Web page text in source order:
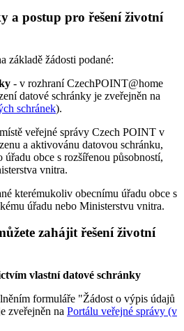
a postup pro řešení životní
základě žádosti podané:
- v rozhraní CzechPOINT@home
datové schránky je zveřejněn na
schránek).
veřejné správy Czech POINT v
a aktivovánu datovou schránku,
obce s rozšířenou působností,
vnitra.
kterémukoliv obecnímu úřadu obce s
úřadu nebo Ministerstvu vnitra.
zahájit řešení životní
vlastní datové schránky
formuláře "Žádost o výpis údajů
zveřejněn na Portálu veřejné správy (v